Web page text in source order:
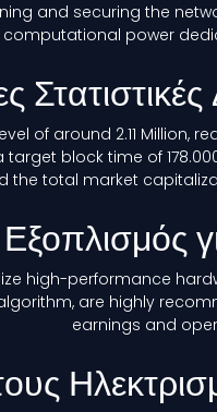
and securing the
power
of around 2.11
target block time of
the total market
performance
are highly
earnings and